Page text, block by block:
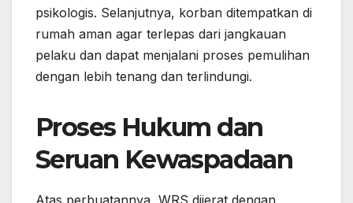
psikologis. Selanjutnya, korban ditempatkan di
rumah aman agar terlepas dari jangkauan
pelaku dan dapat menjalani proses pemulihan
dengan lebih tenang dan terlindungi.
Proses Hukum dan
Seruan Kewaspadaan
Atas perbuatannya, WRS dijerat dengan